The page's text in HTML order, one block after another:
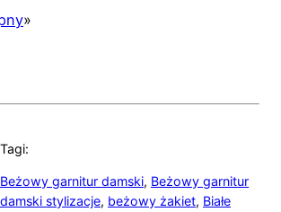
»
Tagi:
Beżowy garnitur damski, Beżowy garnitur
damski stylizacje, beżowy żakiet, Białe